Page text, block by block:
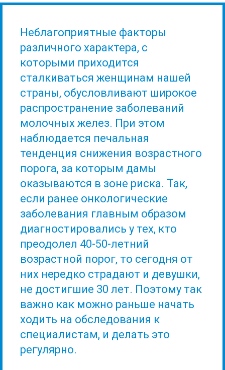
Неблагоприятные факторы
различного характера, с
которыми приходится
сталкиваться женщинам нашей
страны, обусловливают широкое
распространение заболеваний
молочных желез. При этом
наблюдается печальная
тенденция снижения возрастного
порога, за которым дамы
оказываются в зоне риска. Так,
если ранее онкологические
заболевания главным образом
диагностировались у тех, кто
преодолел 40-50-летний
возрастной порог, то сегодня от
них нередко страдают и девушки,
не достигшие 30 лет. Поэтому так
важно как можно раньше начать
ходить на обследования к
специалистам, и делать это
регулярно.